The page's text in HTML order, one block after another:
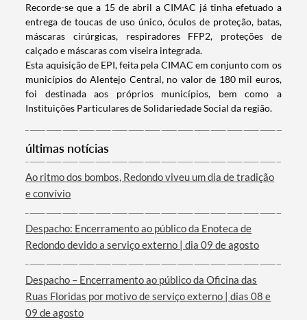
Termo de Pesquisa
Categorias gerais
Recorde-se que a 15 de abril a CIMAC já tinha efetuado a
entrega de toucas de uso único, óculos de proteção, batas,
máscaras cirúrgicas, respiradores FFP2, proteções de
calçado e máscaras com viseira integrada.
Esta aquisição de EPI, feita pela CIMAC em conjunto com os
municípios do Alentejo Central, no valor de 180 mil euros,
foi destinada aos próprios municípios, bem como a
Instituições Particulares de Solidariedade Social da região.
últimas notícias
Ao ritmo dos bombos, Redondo viveu um dia de tradição
e convívio
Despacho: Encerramento ao público da Enoteca de
Redondo devido a serviço externo | dia 09 de agosto
Despacho – Encerramento ao público da Oficina das
Ruas Floridas por motivo de serviço externo | dias 08 e
09 de agosto